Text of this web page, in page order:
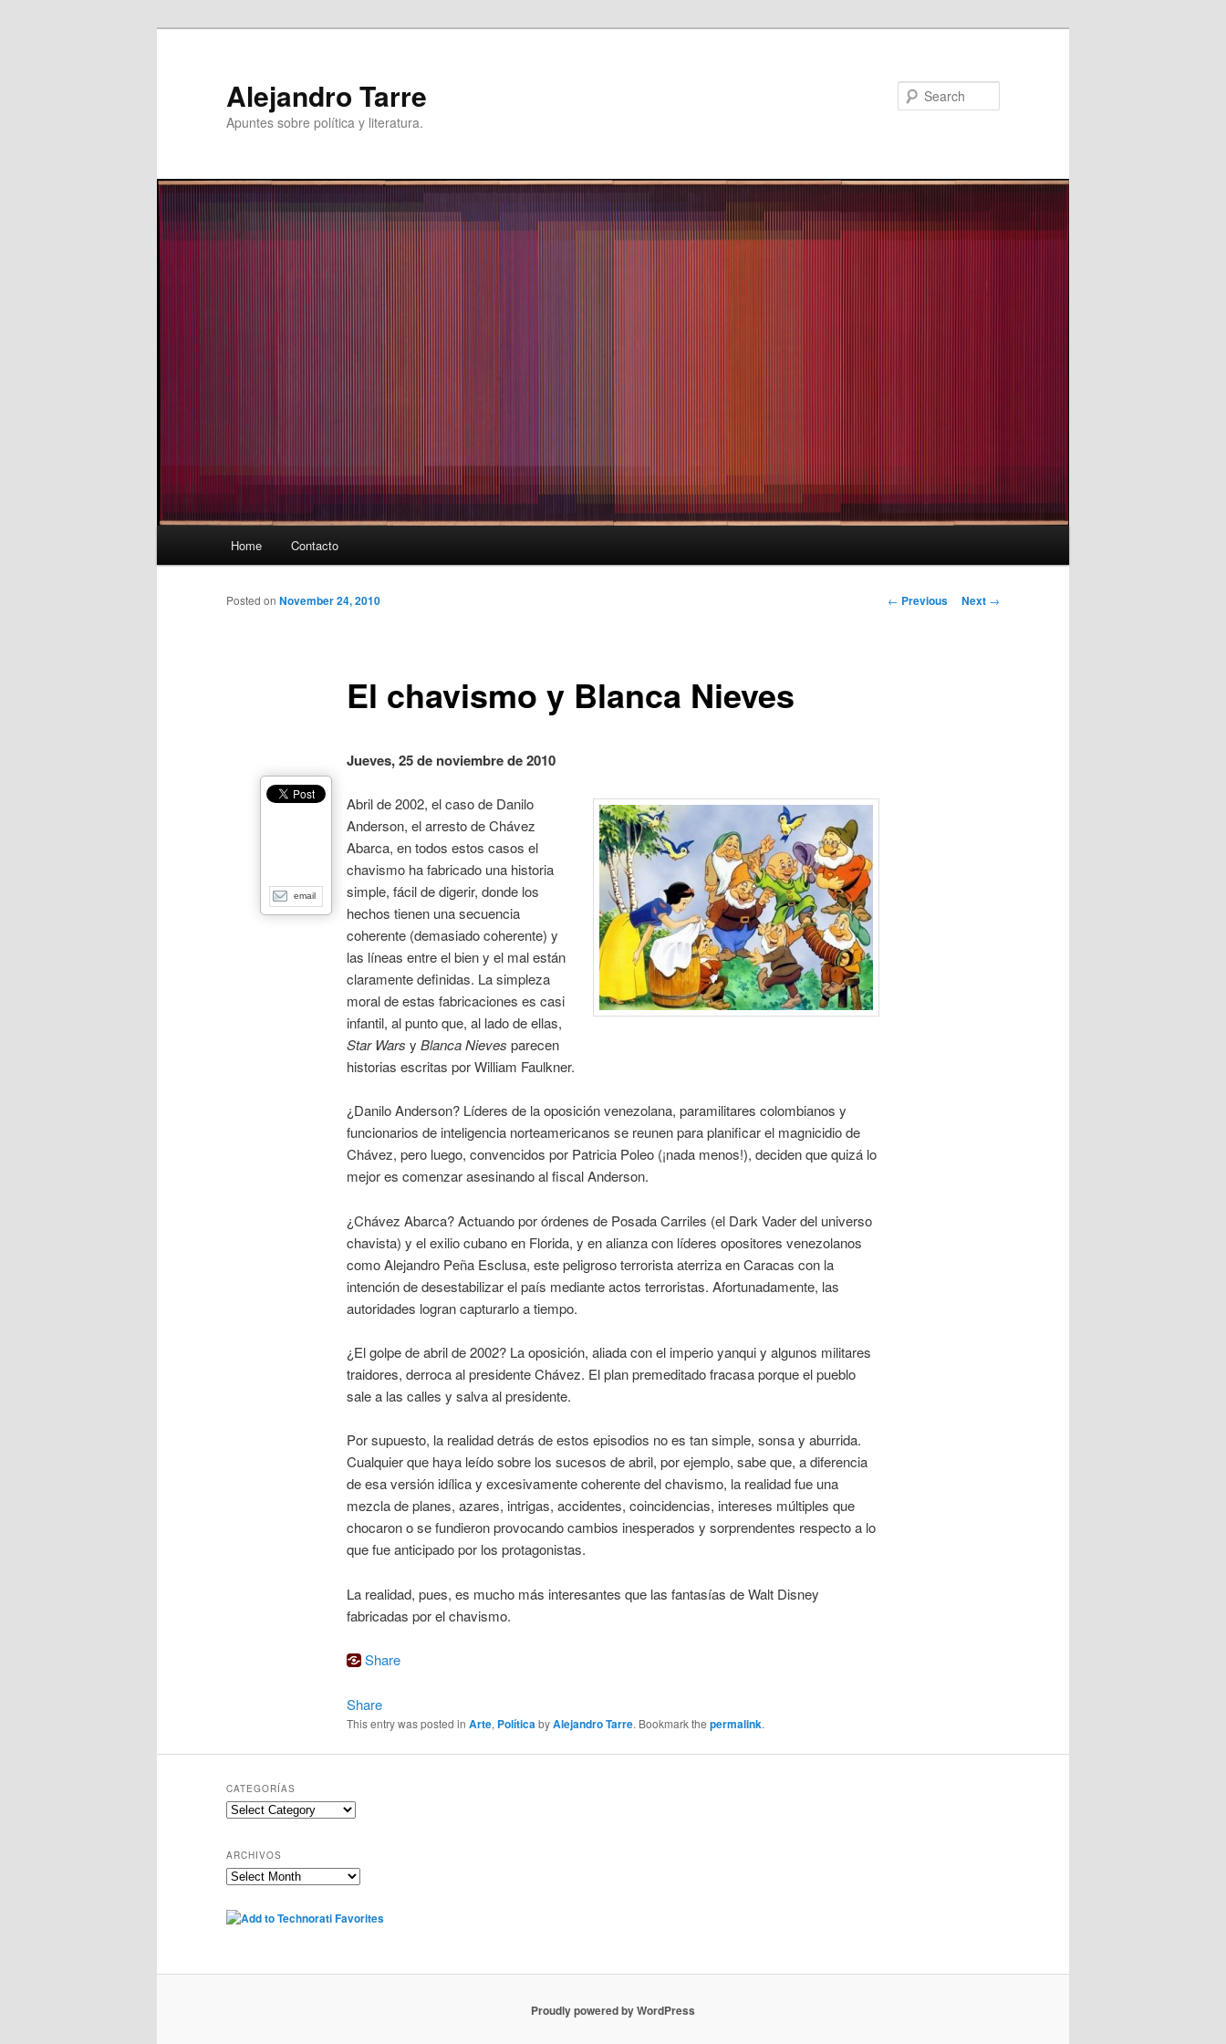
Alejandro Tarre
Apuntes sobre política y literatura.
Home Contacto
Post
← Previous Next →
El chavismo y Blanca Nieves
Posted on November 24, 2010
Jueves, 25 de noviembre de 2010
Abril de 2002, el caso de Danilo
Anderson, el arresto de Chávez
Abarca, en todos estos casos el
chavismo ha fabricado una historia
simple, fácil de digerir, donde los
hechos tienen una secuencia
coherente (demasiado coherente) y
las líneas entre el bien y el mal están
claramente definidas. La simpleza
moral de estas fabricaciones es casi
infantil, al punto que, al lado de ellas,
Star Wars y Blanca Nieves parecen
historias escritas por William Faulkner.
¿Danilo Anderson? Líderes de la oposición venezolana, paramilitares colombianos y
funcionarios de inteligencia norteamericanos se reunen para planificar el magnicidio de
Chávez, pero luego, convencidos por Patricia Poleo (¡nada menos!), deciden que quizá lo
mejor es comenzar asesinando al fiscal Anderson.
¿Chávez Abarca? Actuando por órdenes de Posada Carriles (el Dark Vader del universo
chavista) y el exilio cubano en Florida, y en alianza con líderes opositores venezolanos
como Alejandro Peña Esclusa, este peligroso terrorista aterriza en Caracas con la
intención de desestabilizar el país mediante actos terroristas. Afortunadamente, las
autoridades logran capturarlo a tiempo.
¿El golpe de abril de 2002? La oposición, aliada con el imperio yanqui y algunos militares
traidores, derroca al presidente Chávez. El plan premeditado fracasa porque el pueblo
sale a las calles y salva al presidente.
Por supuesto, la realidad detrás de estos episodios no es tan simple, sonsa y aburrida.
Cualquier que haya leído sobre los sucesos de abril, por ejemplo, sabe que, a diferencia
de esa versión idílica y excesivamente coherente del chavismo, la realidad fue una
mezcla de planes, azares, intrigas, accidentes, coincidencias, intereses múltiples que
chocaron o se fundieron provocando cambios inesperados y sorprendentes respecto a lo
que fue anticipado por los protagonistas.
La realidad, pues, es mucho más interesantes que las fantasías de Walt Disney
fabricadas por el chavismo.
Share
Share
This entry was posted in Arte, Política byAlejandro Tarre. Bookmark the permalink.
CATEGORÍAS
Categorías
ARCHIVOS
Archivos
Proudly powered by WordPress
email